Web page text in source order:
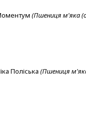
(Пшениця м'яка
Поліська (Пшениця